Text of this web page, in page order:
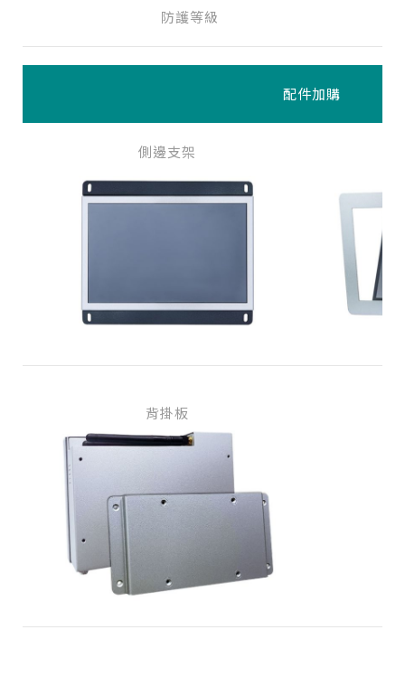
防護等級
配件加購
側邊支架
背掛板